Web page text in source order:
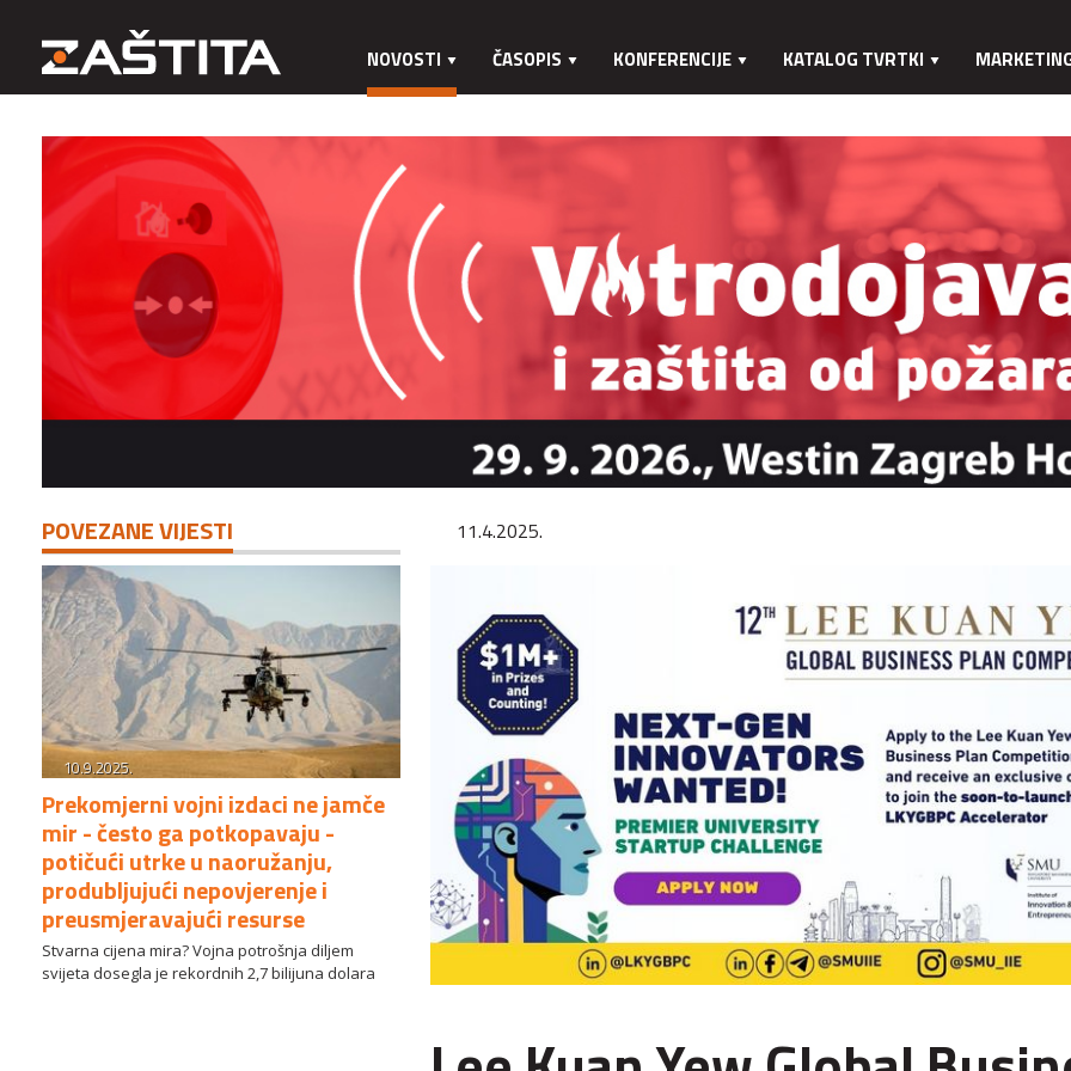
NOVOSTI ČASOPIS KONFERENCIJE KATALOG TVRTKI
POVEZANE VIJESTI
10.9.2025.
Prekomjerni vojni izdaci ne jamče
mir - često ga potkopavaju -
potičući utrke u naoružanju,
produbljujući nepovjerenje i
preusmjeravajući resurse
Stvarna cijena mira? Vojna potrošnja diljem
svijeta dosegla je rekordnih 2,7 bilijuna dolara
11.4.2025.